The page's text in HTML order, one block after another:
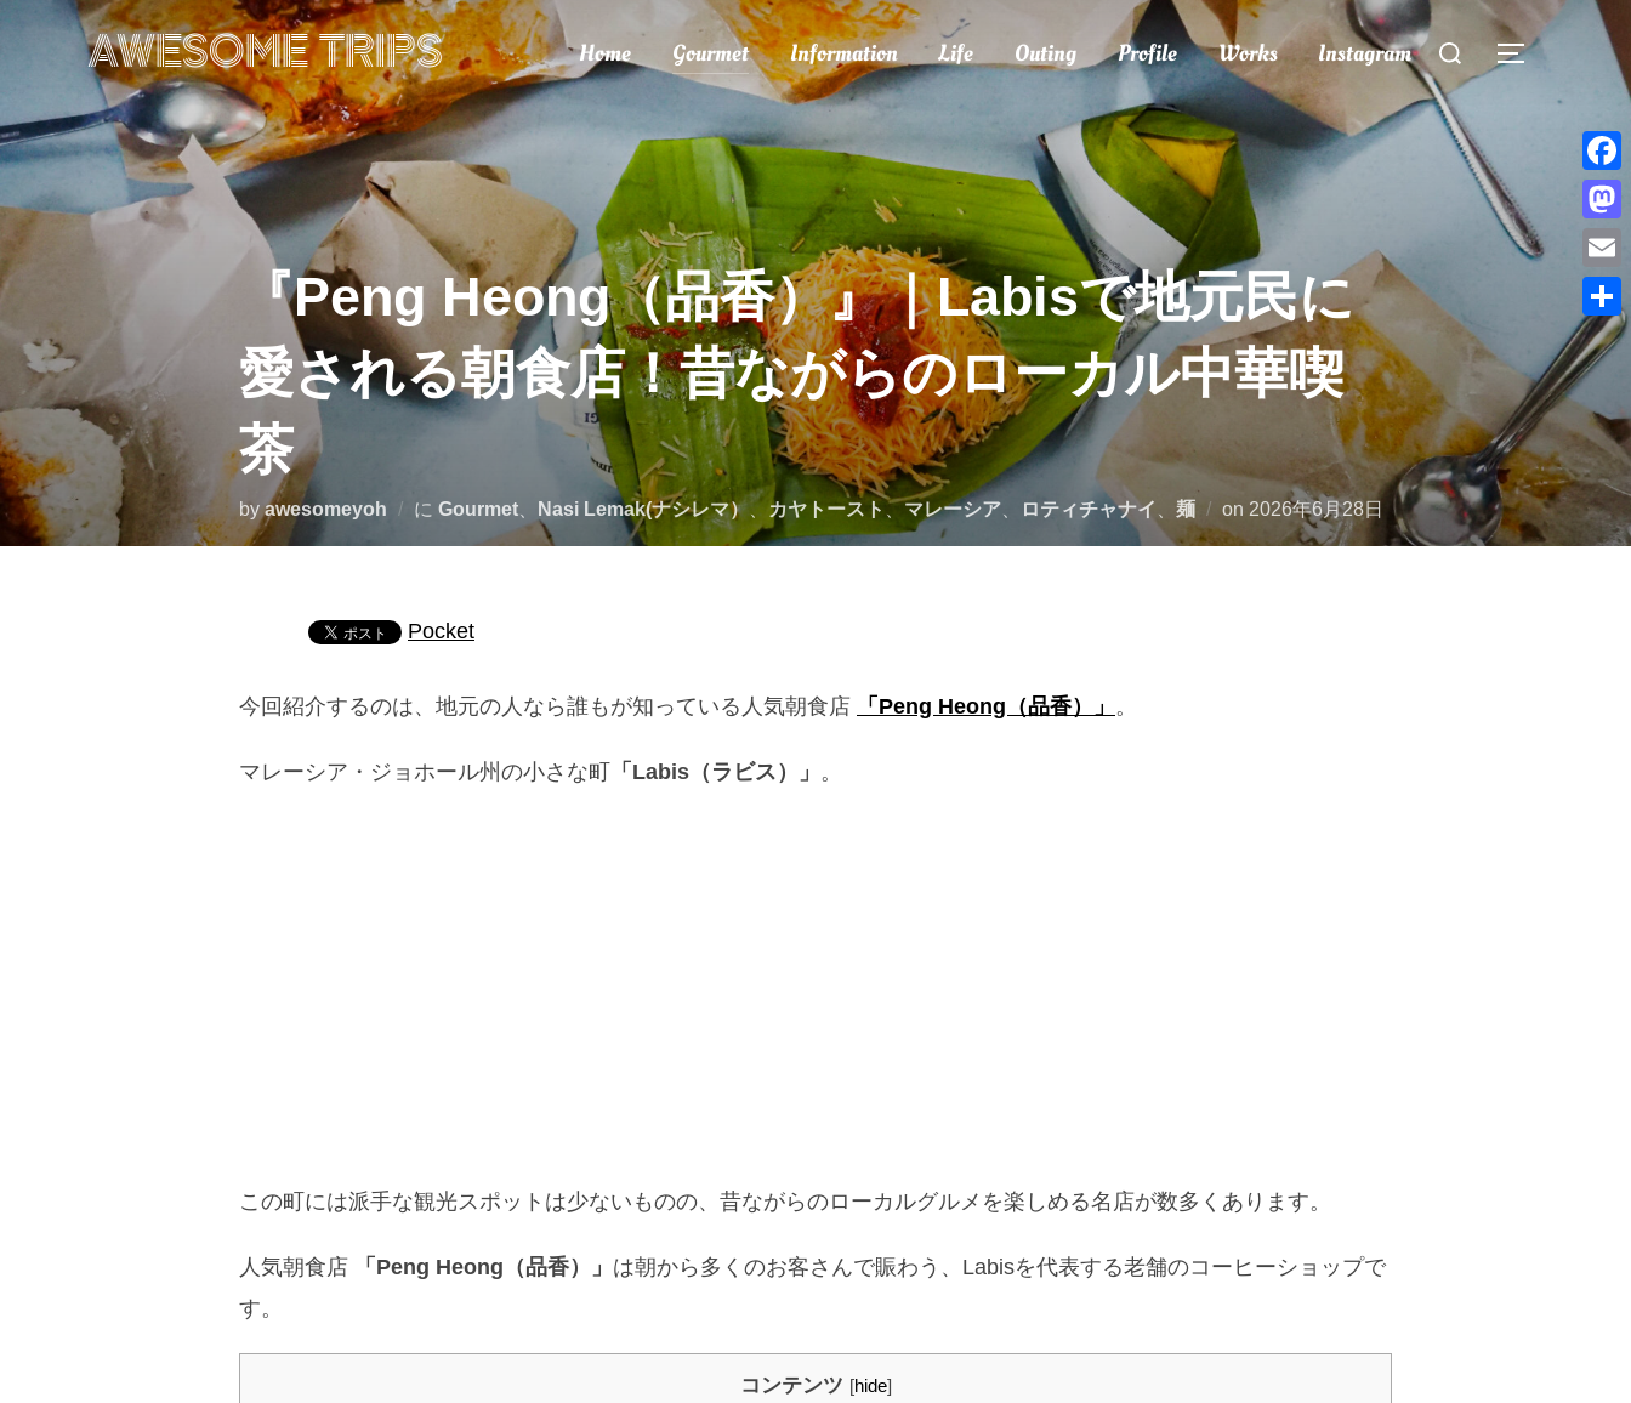
へ
ス
キ
プ
AWESOME TRIPS Home Gourmet Information Life Outing Profile Works Instagram
検
索
対
象:
サイドバ
『Peng Heong（品香）』｜Labisで地元民に
愛される朝食店！昔ながらのローカル中華喫
茶
byawesomeyoh に Gourmet Nasi Lemak(ナシレマ）、 カヤトースト 、 マレーシア ロティチャナイ 麺 on 投
日:
2026年6月28日
Pocket
今回紹介するのは、地元の人なら誰もが知っている人気朝食店 「Peng Heong（品香）」 。
マレーシア・ジョホール州の小さな町 「Labis（ラビス）」 。
この町には派手な観光スポットは少ないものの、昔ながらのローカルグルメを楽しめる名店が数多くあります。
人気朝食店 「Peng Heong（品香）」 は朝から多くのお客さんで賑わう、Labisを代表する老舗のコーヒーショップで
す。
コンテンツ [hide]
共
有